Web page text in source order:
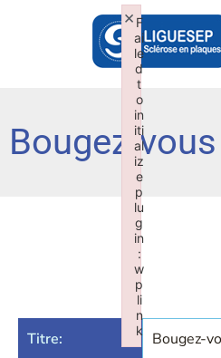
Bougez-
Titre: Bougez-
F
ai
le
d
t
o
in
iti
al
iz
e
p
lu
g
in
:
w
p
li
n
k
×
Failed to